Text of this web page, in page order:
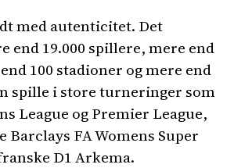
med autenticitet. Det
end 19.000 spillere, mere end
100 stadioner og mere end
spille i store turneringer som
League og Premier League,
Barclays FA Womens Super
D1 Arkema.